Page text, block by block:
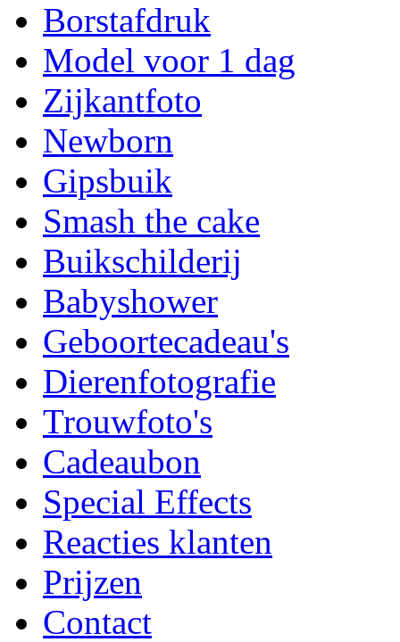
Borstafdruk
Model voor 1 dag
Zijkantfoto
Newborn
Gipsbuik
Smash the cake
Buikschilderij
Babyshower
Geboortecadeau's
Dierenfotografie
Trouwfoto's
Cadeaubon
Special Effects
Reacties klanten
Prijzen
Contact